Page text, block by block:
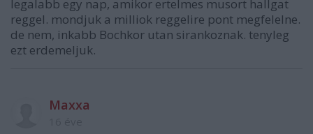
legalabb egy nap, amikor ertelmes musort hallgat
reggel. mondjuk a milliok reggelire pont megfelelne.
de nem, inkabb Bochkor utan sirankoznak. tenyleg
ezt erdemeljuk.
Maxxa